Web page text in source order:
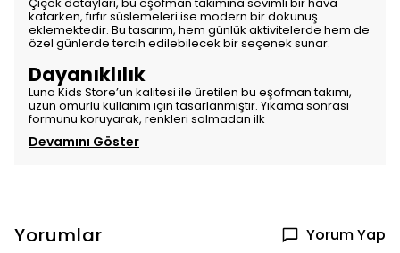
katarken, fırfır süslemeleri ise modern bir dokunuş
eklemektedir. Bu tasarım, hem günlük aktivitelerde hem de
özel günlerde tercih edilebilecek bir seçenek sunar.
Dayanıklılık
Luna Kids Store’un kalitesi ile üretilen bu eşofman takımı,
uzun ömürlü kullanım için tasarlanmıştır. Yıkama sonrası
formunu koruyarak, renkleri solmadan ilk
Devamını Göster
Yorumlar Yorum Yap